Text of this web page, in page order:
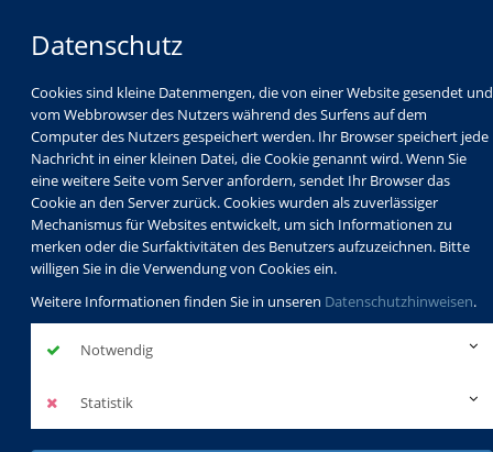
Datenschutz
Cookies sind kleine Datenmengen, die von einer Website gesendet und
vom Webbrowser des Nutzers während des Surfens auf dem
Computer des Nutzers gespeichert werden. Ihr Browser speichert jede
Nachricht in einer kleinen Datei, die Cookie genannt wird. Wenn Sie
eine weitere Seite vom Server anfordern, sendet Ihr Browser das
Cookie an den Server zurück. Cookies wurden als zuverlässiger
Mechanismus für Websites entwickelt, um sich Informationen zu
merken oder die Surfaktivitäten des Benutzers aufzuzeichnen. Bitte
willigen Sie in die Verwendung von Cookies ein.
Weitere Informationen finden Sie in unseren Datenschutzhinweisen.
Notwendig
Statistik
Programm
Schulabschlüsse
Schulkindbetreuung
Service